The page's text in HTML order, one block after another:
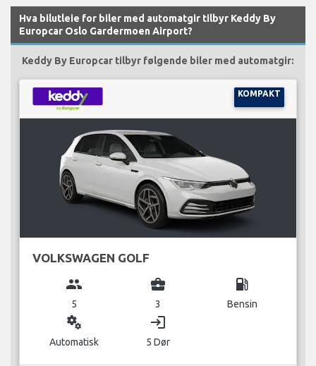
Hva bilutleie for biler med automatgir tilbyr Keddy By
Europcar Oslo Gardermoen Airport?
Keddy By Europcar tilbyr følgende biler med automatgir:
KOMPAKT
VOLKSWAGEN GOLF
group
5
business_center
3
local_gas_station
Bensin
miscellaneous_services
Automatisk
login
5 Dør